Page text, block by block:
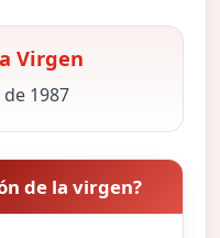
Virgen
1987
de la virgen?